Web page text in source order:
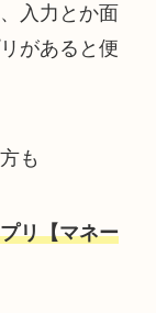
入力とか面
があると便
も
リ【マネー